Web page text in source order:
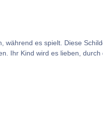
es spielt. Diese
Ihr Kind wird es lieben,